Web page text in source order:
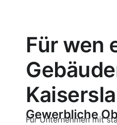
Für wen
Gewerbliche
Für Unternehmen mit